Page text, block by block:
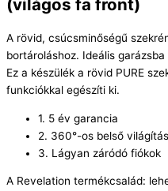
(világos fa front)
A rövid, csúcsminőségű
bortároláshoz. Ideális
Ez a készülék a rövid PURE
funkciókkal egészíti ki.
1. 5 év garancia
2. 360°-os belső világítás
3. Lágyan záródó fiókok
A Revelation termékcsalád: